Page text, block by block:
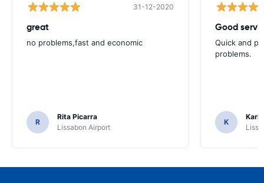
31-12-2020
great
no problems,fast and economic
R
Rita Picarra
Lissabon Airport
Good
Quick and
problems.
K
Karl